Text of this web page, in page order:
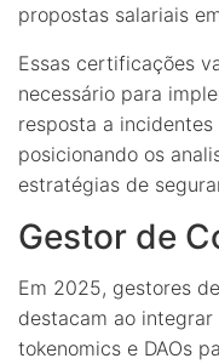
propostas salariais
Essas certificações
necessário para
resposta a
posicionando os
estratégias de
Gestor de
Em 2025, gestores
destacam ao
tokenomics e DAOs